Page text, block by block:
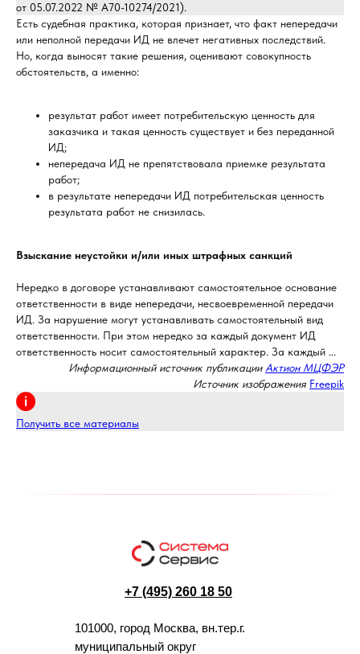
от 05.07.2022 № А70-10274/2021).
Есть судебная практика, которая признает, что факт непередачи
или неполной передачи ИД не влечет негативных последствий.
Но, когда выносят такие решения, оценивают совокупность
обстоятельств, а именно:
результат работ имеет потребительскую ценность для
заказчика и такая ценность существует и без переданной
ИД;
непередача ИД не препятствовала приемке результата
работ;
в результате непередачи ИД потребительская ценность
результата работ не снизилась.
Взыскание неустойки и/или иных штрафных санкций
Нередко в договоре устанавливают самостоятельное основание
ответственности в виде непередачи, несвоевременной передачи
ИД. За нарушение могут устанавливать самостоятельный вид
ответственности. При этом нередко за каждый документ ИД
ответственность носит самостоятельный характер. За каждый ...
Информационный источник публикации Актион МЦФЭР
Источник изображения Freepik
Получить все материалы
+7 (495) 260 18 50
101000, город Москва, вн.тер.г.
муниципальный округ